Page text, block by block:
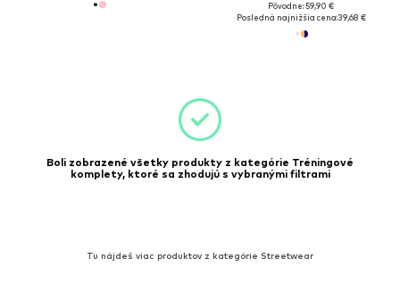
Pôvodne: 59,90 €
Posledná najnižšia cena:39,68 €
Boli zobrazené všetky produkty z kategórie Tréningové
komplety, ktoré sa zhodujú s vybranými filtrami
Tu nájdeš viac produktov z kategórie Streetwear